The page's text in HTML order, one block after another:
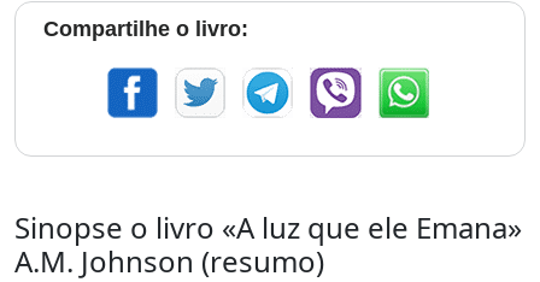
Compartilhe o livro:
Sinopse o livro «A luz que ele Emana»
A.M. Johnson (resumo)